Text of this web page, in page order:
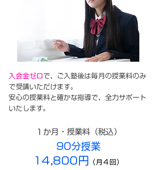
入会金ゼロで、ご入塾後は毎月の授業料のみ
で受講いただけます。​
安心の授業料と確かな指導で、全力サポート
いたします。
１か月・授業料（税込）
90分授業
14,800円 （月４回）